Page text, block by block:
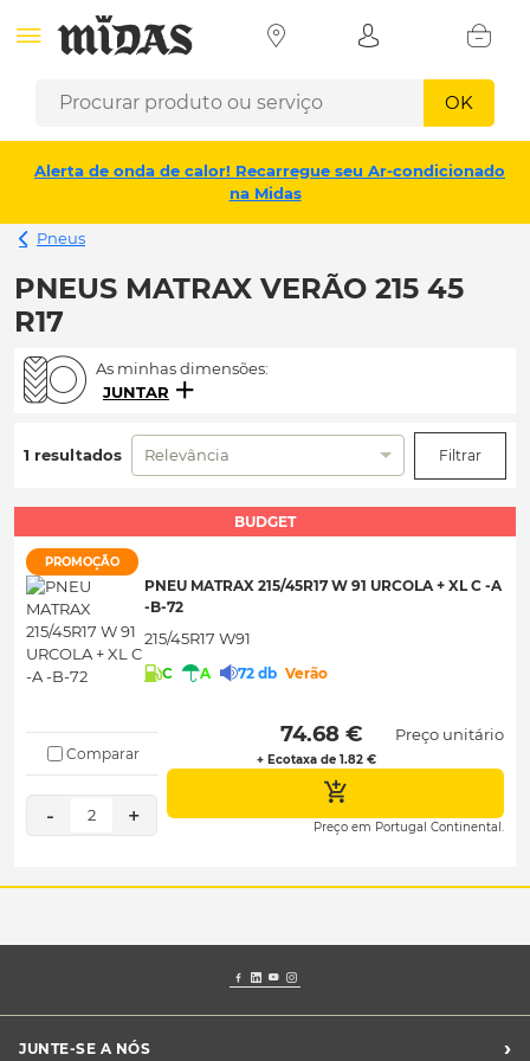
OK
Alerta de onda de calor! Recarregue seu Ar-condicionado
na Midas
Pneus
PNEUS MATRAX VERÃO 215 45
R17
As minhas dimensões:
JUNTAR
1 resultados Relevância Filtrar
BUDGET
PROMOÇÃO
PNEU MATRAX 215/45R17 W 91 URCOLA + XL C -A
-B-72
215/45R17 W91
C A 72 db Verão
Comparar
- 2 +
74.68 €
+ Ecotaxa de 1.82 €
Preço unitário
Preço em Portugal Continental.
JUNTE-SE A NÓS ›